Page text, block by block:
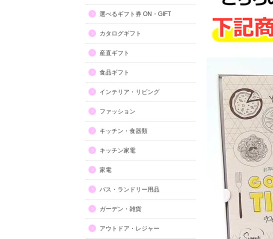
選べるギフト券 ON・GIFT
カタログギフト
産直ギフト
食品ギフト
インテリア・リビング
ファッション
キッチン・食器類
キッチン家電
家電
バス・ランドリー用品
ガーデン・雑貨
アウトドア・レジャー